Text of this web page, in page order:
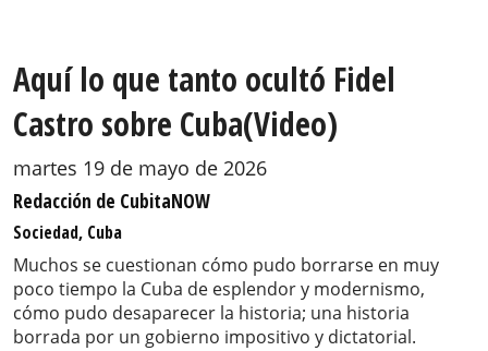
Aquí lo que tanto ocultó Fidel
Castro sobre Cuba(Video)
martes 19 de mayo de 2026
Redacción de CubitaNOW
Sociedad, Cuba
Muchos se cuestionan cómo pudo borrarse en muy
poco tiempo la Cuba de esplendor y modernismo,
cómo pudo desaparecer la historia; una historia
borrada por un gobierno impositivo y dictatorial.